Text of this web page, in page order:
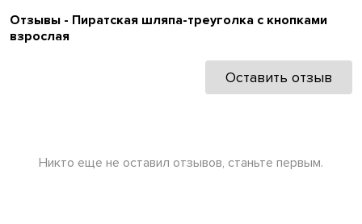
Отзывы - Пиратская шляпа-треуголка с кнопками
взрослая
Оставить отзыв
Никто еще не оставил отзывов, станьте первым.